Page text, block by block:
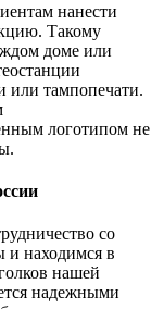
нанести
Такому
доме или
или тампопечати.
логотипом не
со
и находимся в
нашей
надежными